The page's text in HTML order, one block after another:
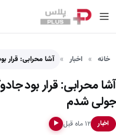
خانه اخبار آشا محرابی: قرار
آشا محرابی: قرار بود
جولی شدم
اخبار ۱۲ ماه قبل ▶